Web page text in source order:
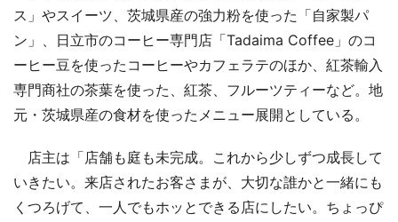
ス」やスイーツ、茨城県産の強力粉を使った「自家製パ
ン」、日立市のコーヒー専門店「Tadaima Coffee」のコ
ーヒー豆を使ったコーヒーやカフェラテのほか、紅茶輸入
専門商社の茶葉を使った、紅茶、フルーツティーなど。地
元・茨城県産の食材を使ったメニュー展開としている。
店主は「店舗も庭も未完成。これから少しずつ成長して
いきたい。来店されたお客さまが、大切な誰かと一緒にも
くつろげて、一人でもホッとできる店にしたい。ちょっぴ